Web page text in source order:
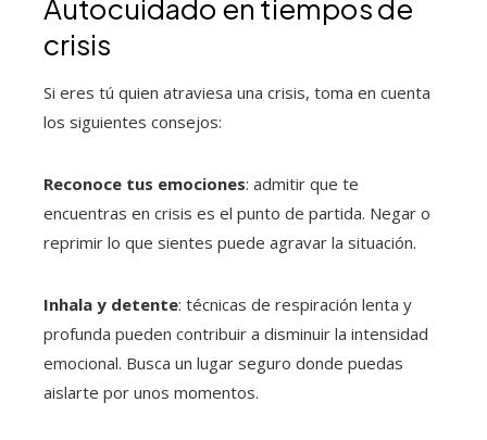
Autocuidado en tiempos de
crisis
Si eres tú quien atraviesa una crisis, toma en cuenta
los siguientes consejos:
Reconoce tus emociones: admitir que te
encuentras en crisis es el punto de partida. Negar o
reprimir lo que sientes puede agravar la situación.
Inhala y detente: técnicas de respiración lenta y
profunda pueden contribuir a disminuir la intensidad
emocional. Busca un lugar seguro donde puedas
aislarte por unos momentos.